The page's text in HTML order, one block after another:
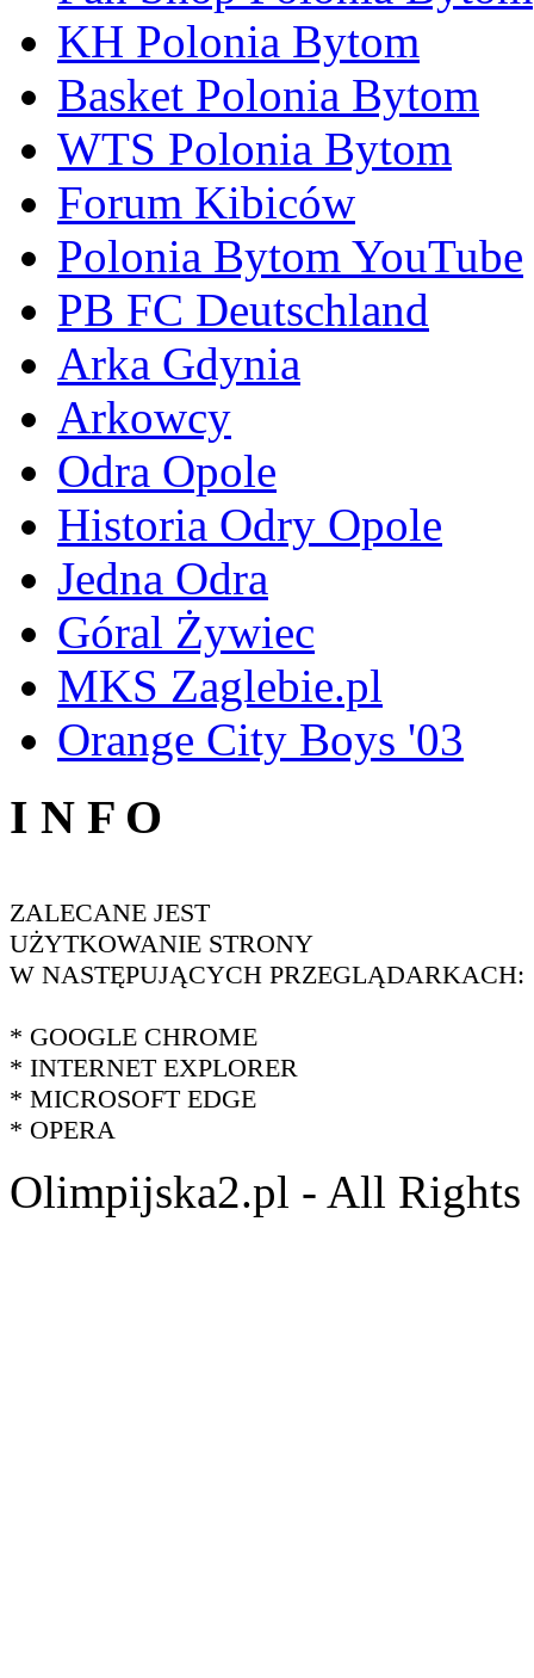
KH Polonia Bytom
Basket Polonia Bytom
WTS Polonia Bytom
Forum Kibiców
Polonia Bytom YouTube
PB FC Deutschland
Arka Gdynia
Arkowcy
Odra Opole
Historia Odry Opole
Jedna Odra
Góral Żywiec
MKS Zaglebie.pl
Orange City Boys '03
I N F O
ZALECANE JEST
UŻYTKOWANIE STRONY
W NASTĘPUJĄCYCH PRZEGLĄDARKACH:
* GOOGLE CHROME
* INTERNET EXPLORER
* MICROSOFT EDGE
* OPERA
Olimpijska2.pl - All Rights